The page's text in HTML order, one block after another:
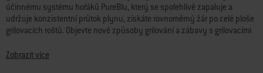
Reviews.
Stejný
odkaz
na
účinnému systému hořáků PureBlu, který se spolehlivě zapaluje a
udržuje konzistentní průtok plynu, získáte rovnoměrný žár po celé ploše
grilovacích roštů. Objevte nové způsoby grilování a zábavy s grilovacími
na které lze umístit různé grilovací vybavení (prodává se samostatně),
Zobrazit více